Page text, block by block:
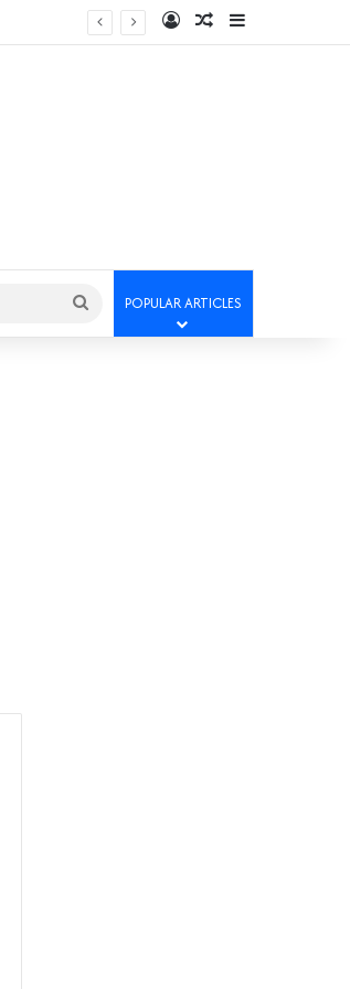
Log InRandom Article
Sidebar
Search
for
POPULAR ARTICLES